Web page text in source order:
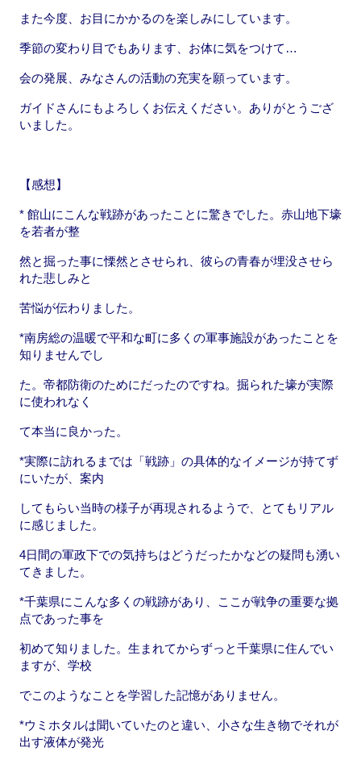
また今度、お目にかかるのを楽しみにしています。
季節の変わり目でもあります、お体に気をつけて…
会の発展、みなさんの活動の充実を願っています。
ガイドさんにもよろしくお伝えください。ありがとうござ
いました。
【感想】
* 館山にこんな戦跡があったことに驚きでした。赤山地下壕
を若者が整
然と掘った事に慄然とさせられ、彼らの青春が埋没させら
れた悲しみと
苦悩が伝わりました。
*南房総の温暖で平和な町に多くの軍事施設があったことを
知りませんでし
た。帝都防衛のためにだったのですね。掘られた壕が実際
に使われなく
て本当に良かった。
*実際に訪れるまでは「戦跡」の具体的なイメージが持てず
にいたが、案内
してもらい当時の様子が再現されるようで、とてもリアル
に感じました。
4日間の軍政下での気持ちはどうだったかなどの疑問も湧い
てきました。
*千葉県にこんな多くの戦跡があり、ここが戦争の重要な拠
点であった事を
初めて知りました。生まれてからずっと千葉県に住んでい
ますが、学校
でこのようなことを学習した記憶がありません。
*ウミホタルは聞いていたのと違い、小さな生き物でそれが
出す液体が発光